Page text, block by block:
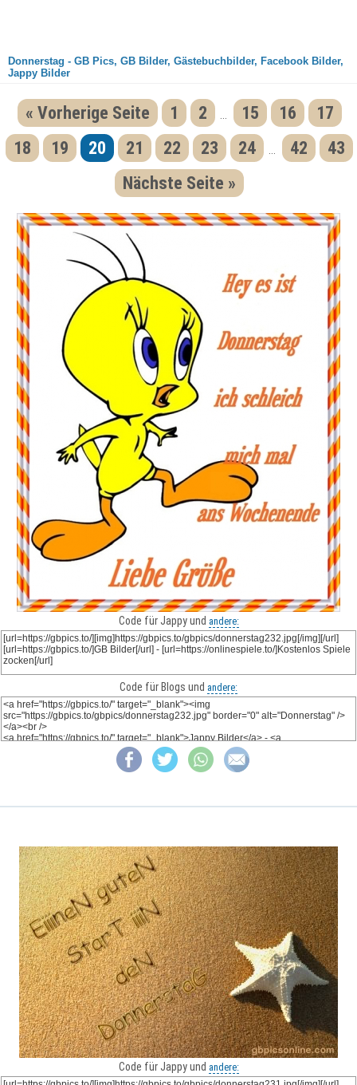
Donnerstag - GB Pics, GB Bilder, Gästebuchbilder, Facebook Bilder,
Jappy Bilder
« Vorherige Seite 1 2 15 16
17
18
19 20 21 22 23 24 42
43
Nächste Seite »
Code für Jappy und andere:
Code für Blogs und andere:
Code für Jappy und andere: